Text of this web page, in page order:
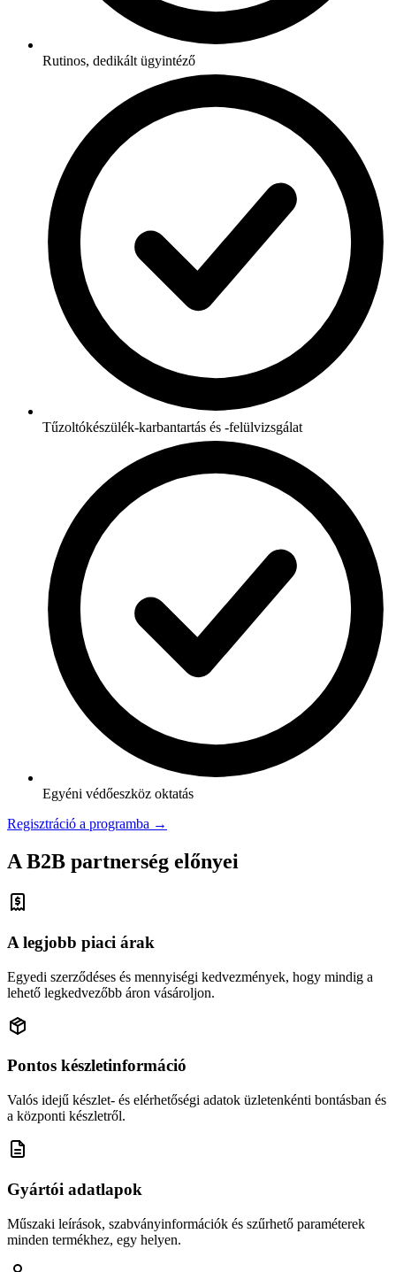
Rutinos, dedikált ügyintéző
Tűzoltókészülék-karbantartás és -felülvizsgálat
Egyéni védőeszköz oktatás
Regisztráció a programba →
A B2B partnerség előnyei
A legjobb piaci árak
Egyedi szerződéses és mennyiségi kedvezmények, hogy mindig a
lehető legkedvezőbb áron vásároljon.
Pontos készletinformáció
Valós idejű készlet- és elérhetőségi adatok üzletenkénti bontásban és
a központi készletről.
Gyártói adatlapok
Műszaki leírások, szabványinformációk és szűrhető paraméterek
minden termékhez, egy helyen.